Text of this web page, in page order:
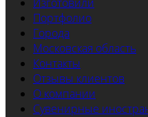
Портфолио
Города
Московская область
Контакты
Отзывы клиентов
О компании
Сувенирные